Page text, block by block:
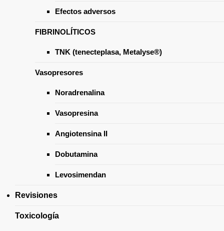
Efectos adversos
FIBRINOLÍTICOS
TNK (tenecteplasa, Metalyse®)
Vasopresores
Noradrenalina
Vasopresina
Angiotensina II
Dobutamina
Levosimendan
Revisiones
Toxicología